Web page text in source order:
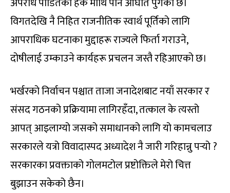
विगतदेखि नै निहित राजनीतिक स्वार्थ पूर्तिको लागि
आपराधिक घटनाका मुद्दाहरू राज्यले फिर्ता गराउने,
दोषीलाई उम्काउने कार्यहरू प्रचलन जस्तै रहिआएको छ।
भर्खरको निर्वाचन पश्चात ताजा जनादेशबाट नयाँ सरकार र
संसद गठनको प्रक्रियामा लागिरहँदा, तत्काल के त्यस्तो
आपत् आइलाग्यो जसको समाधानको लागि यो कामचलाउ
सरकारले यत्रो विवादास्पद अध्यादेश नै जारी गरिहान्नु पर्‍यो ?
सरकारका प्रवक्ताको गोलमटोल प्रष्टोक्तिले मेरो चित्त
बुझाउन सकेको छैन।